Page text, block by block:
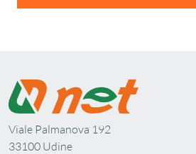
Viale Palmanova 192
33100 Udine